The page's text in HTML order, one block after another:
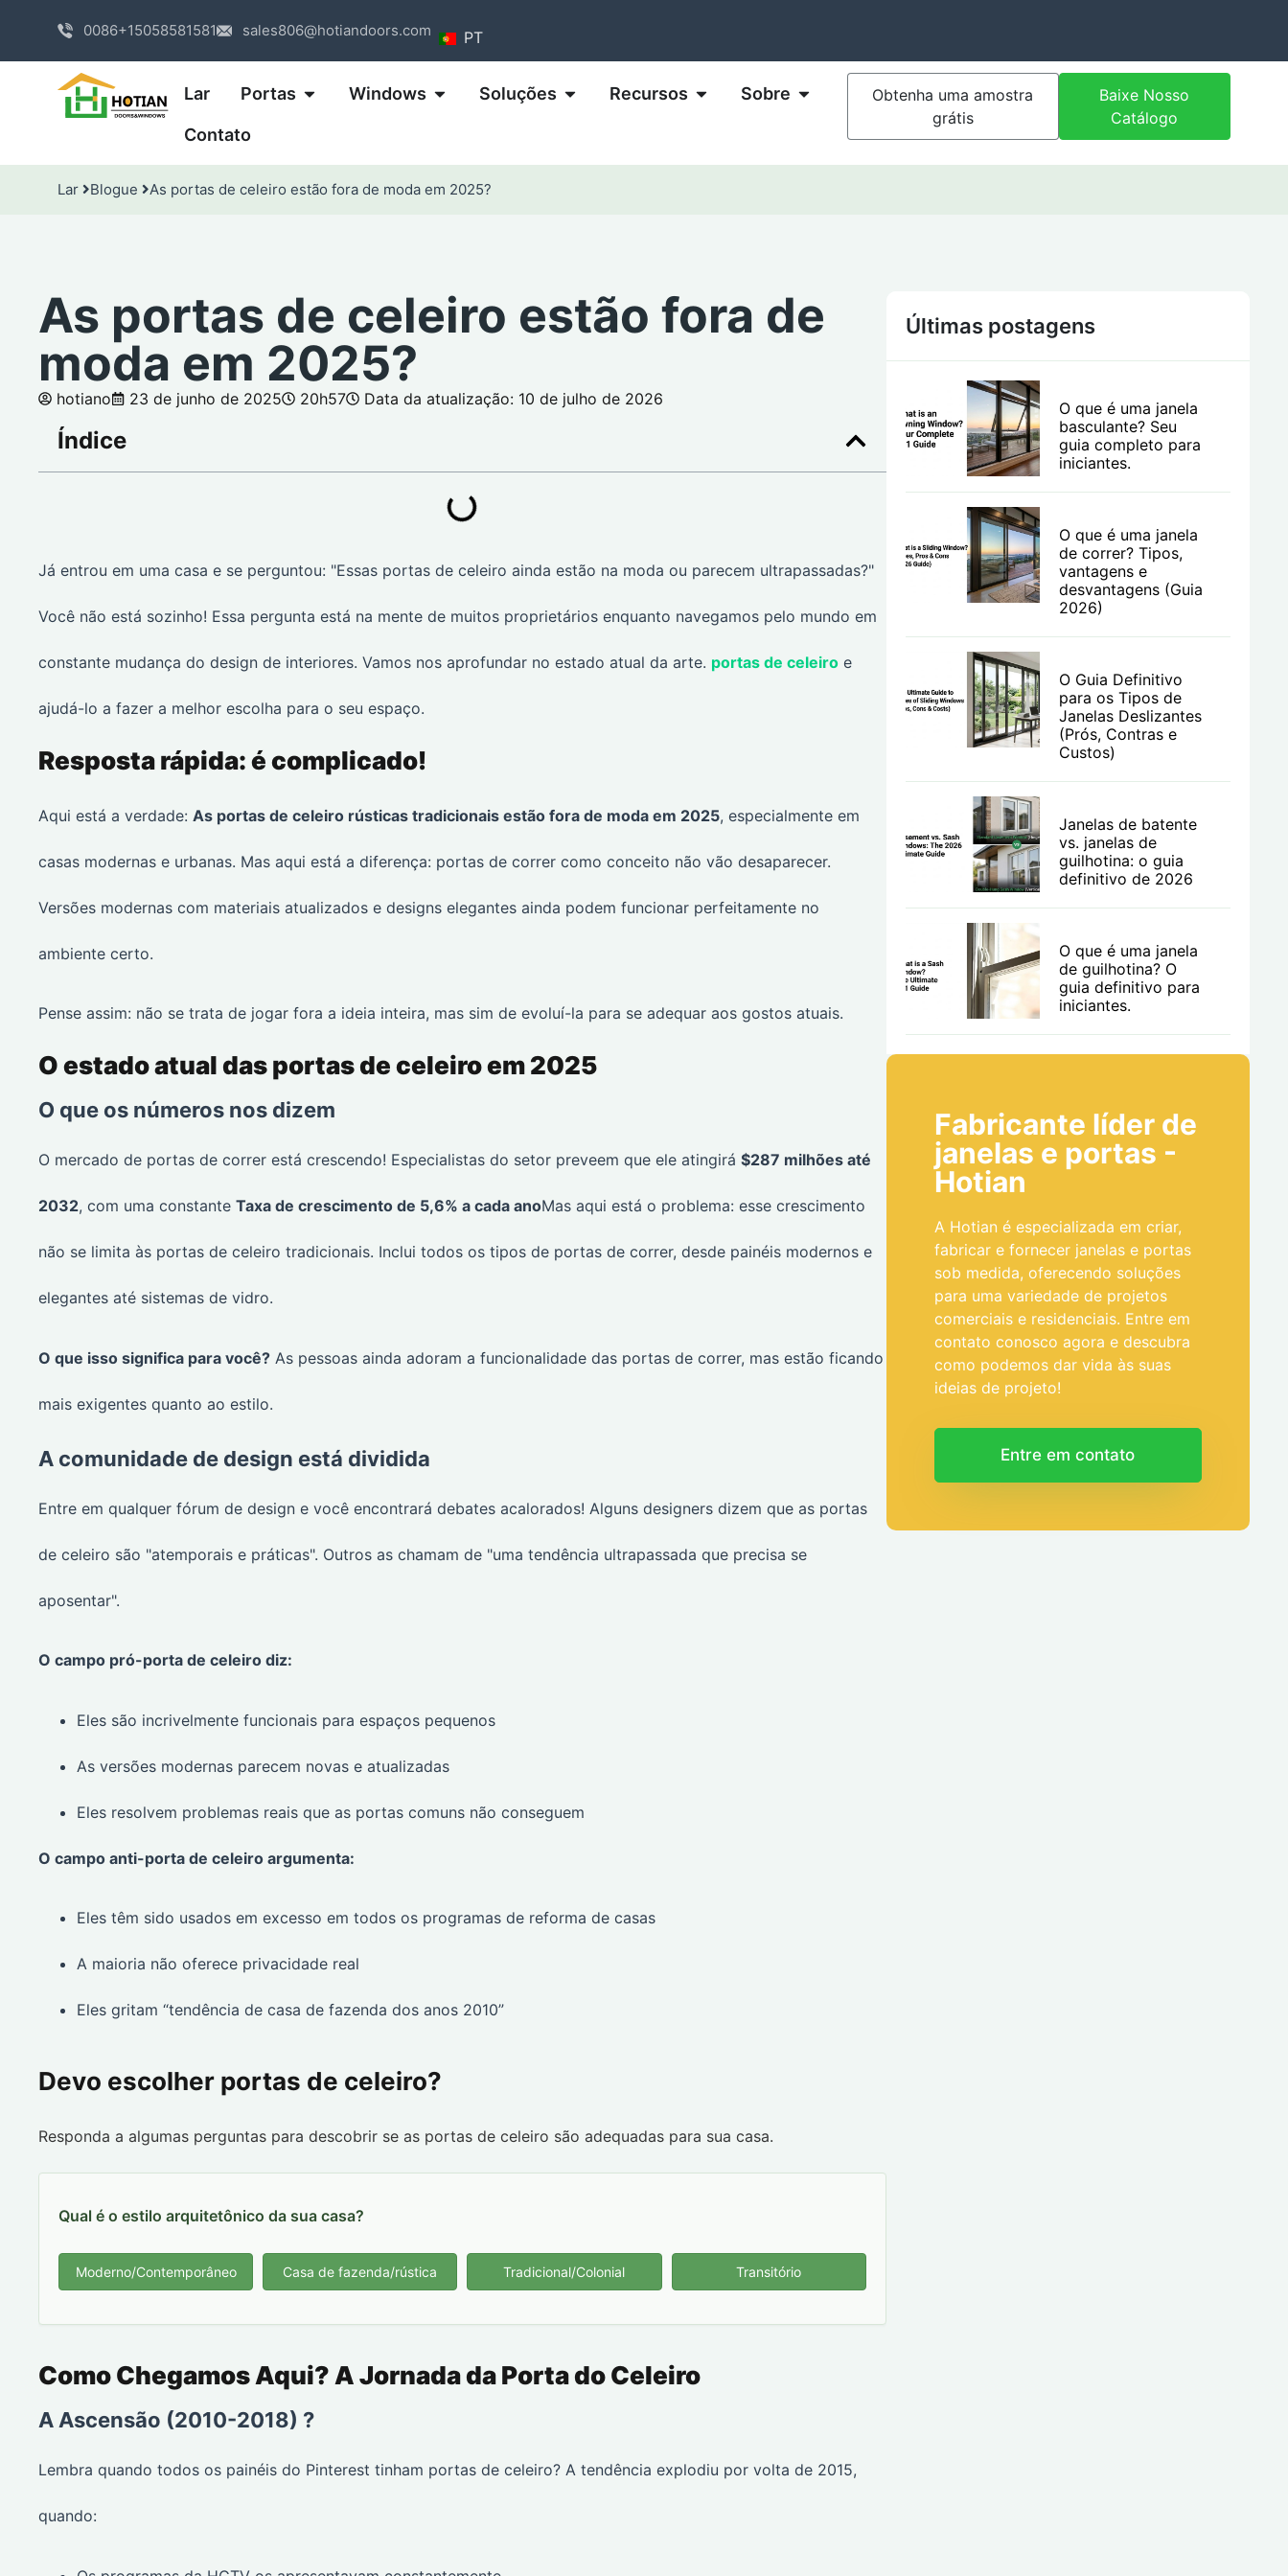
0086+15058581581 sales806@hotiandoors.com PT
Lar Portas Windows Soluções Recursos Sobre
Contato
Obtenha uma amostra
grátis
Baixe Nosso
Catálogo
Lar Blogue As portas de celeiro estão fora de moda em 2025?
As portas de celeiro estão fora de
moda em 2025?
hotiano 23 de junho de 2025 20h57 Data da atualização: 10 de julho de 2026
Índice
Já entrou em uma casa e se perguntou: "Essas portas de celeiro ainda estão na moda ou parecem ultrapassadas?"
Você não está sozinho! Essa pergunta está na mente de muitos proprietários enquanto navegamos pelo mundo em
constante mudança do design de interiores. Vamos nos aprofundar no estado atual da arte. portas de celeiro e
ajudá-lo a fazer a melhor escolha para o seu espaço.
Resposta rápida: é complicado!
Aqui está a verdade: As portas de celeiro rústicas tradicionais estão fora de moda em 2025, especialmente em
casas modernas e urbanas. Mas aqui está a diferença: portas de correr como conceito não vão desaparecer.
Versões modernas com materiais atualizados e designs elegantes ainda podem funcionar perfeitamente no
ambiente certo.
Pense assim: não se trata de jogar fora a ideia inteira, mas sim de evoluí-la para se adequar aos gostos atuais.
O estado atual das portas de celeiro em 2025
O que os números nos dizem
O mercado de portas de correr está crescendo! Especialistas do setor preveem que ele atingirá $287 milhões até
2032, com uma constante Taxa de crescimento de 5,6% a cada anoMas aqui está o problema: esse crescimento
não se limita às portas de celeiro tradicionais. Inclui todos os tipos de portas de correr, desde painéis modernos e
elegantes até sistemas de vidro.
O que isso significa para você? As pessoas ainda adoram a funcionalidade das portas de correr, mas estão ficando
mais exigentes quanto ao estilo.
A comunidade de design está dividida
Entre em qualquer fórum de design e você encontrará debates acalorados! Alguns designers dizem que as portas
de celeiro são "atemporais e práticas". Outros as chamam de "uma tendência ultrapassada que precisa se
aposentar".
O campo pró-porta de celeiro diz:
Eles são incrivelmente funcionais para espaços pequenos
As versões modernas parecem novas e atualizadas
Eles resolvem problemas reais que as portas comuns não conseguem
O campo anti-porta de celeiro argumenta:
Eles têm sido usados em excesso em todos os programas de reforma de casas
A maioria não oferece privacidade real
Eles gritam “tendência de casa de fazenda dos anos 2010”
Devo escolher portas de celeiro?
Responda a algumas perguntas para descobrir se as portas de celeiro são adequadas para sua casa.
Qual é o estilo arquitetônico da sua casa?
Moderno/Contemporâneo Casa de fazenda/rústica Tradicional/Colonial Transitório
Como Chegamos Aqui? A Jornada da Porta do Celeiro
A Ascensão (2010-2018) ?
Lembra quando todos os painéis do Pinterest tinham portas de celeiro? A tendência explodiu por volta de 2015,
quando:
Últimas postagens
O que é uma janela
basculante? Seu
guia completo para
iniciantes.
O que é uma janela
de correr? Tipos,
vantagens e
desvantagens (Guia
2026)
O Guia Definitivo
para os Tipos de
Janelas Deslizantes
(Prós, Contras e
Custos)
Janelas de batente
vs. janelas de
guilhotina: o guia
definitivo de 2026
O que é uma janela
de guilhotina? O
guia definitivo para
iniciantes.
Fabricante líder de
janelas e portas -
Hotian
A Hotian é especializada em criar,
fabricar e fornecer janelas e portas
sob medida, oferecendo soluções
para uma variedade de projetos
comerciais e residenciais. Entre em
contato conosco agora e descubra
como podemos dar vida às suas
ideias de projeto!
Entre em contato